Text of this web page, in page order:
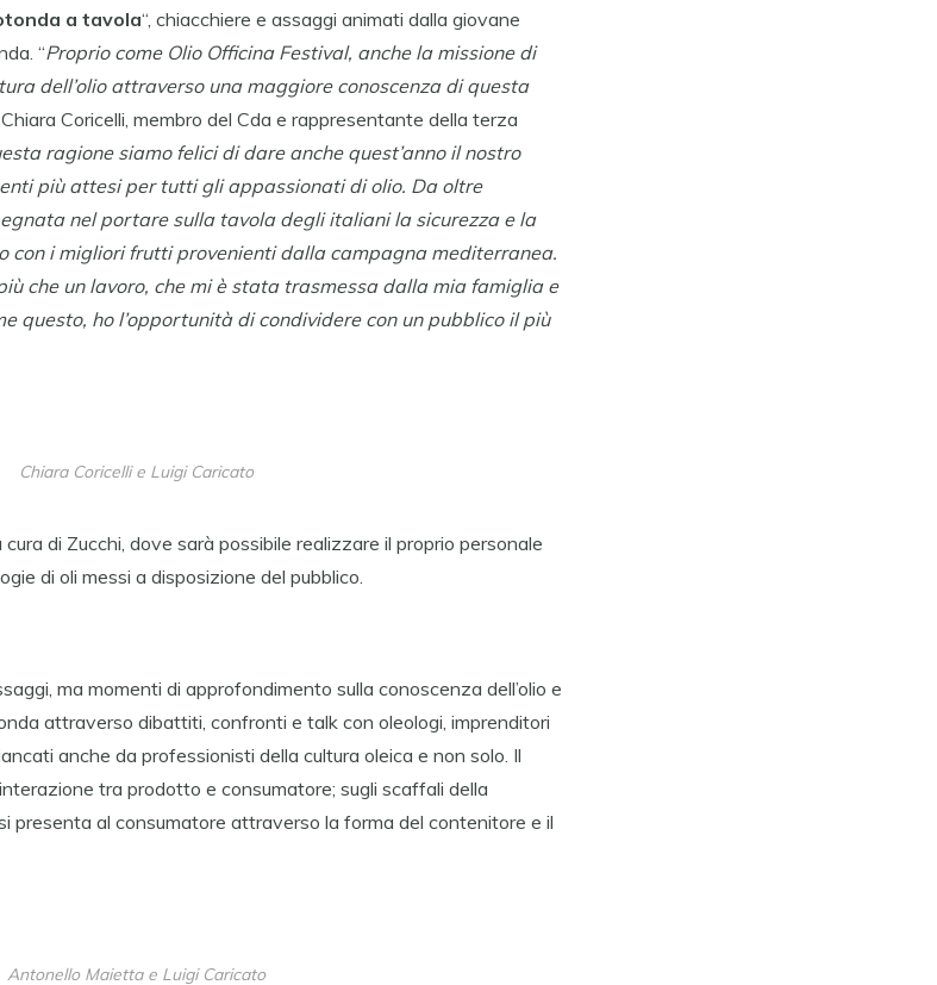
a tavola“, chiacchiere e assaggi animati dalla giovane
“Proprio come Olio Officina Festival, anche la missione di
dell’olio attraverso una maggiore conoscenza di questa
Coricelli, membro del Cda e rappresentante della terza
ragione siamo felici di dare anche quest’anno il nostro
più attesi per tutti gli appassionati di olio. Da oltre
nel portare sulla tavola degli italiani la sicurezza e la
con i migliori frutti provenienti dalla campagna mediterranea.
che un lavoro, che mi è stata trasmessa dalla mia famiglia e
questo, ho l’opportunità di condividere con un pubblico il più
Chiara Coricelli e Luigi Caricato
cura di Zucchi, dove sarà possibile realizzare il proprio personale
di oli messi a disposizione del pubblico.
ma momenti di approfondimento sulla conoscenza dell’olio e
attraverso dibattiti, confronti e talk con oleologi, imprenditori
anche da professionisti della cultura oleica e non solo. Il
tra prodotto e consumatore; sugli scaffali della
presenta al consumatore attraverso la forma del contenitore e il
Antonello Maietta e Luigi Caricato